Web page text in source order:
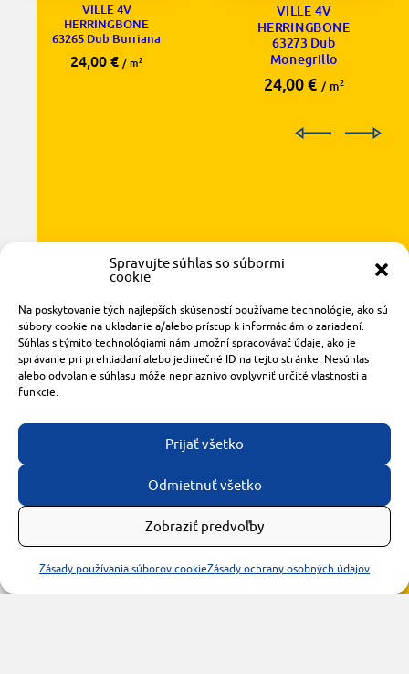
Spravujte súhlas so súbormi
cookie
Na poskytovanie tých najlepších skúseností používame technológie, ako sú
súbory cookie na ukladanie a/alebo prístup k informáciám o zariadení.
Súhlas s týmito technológiami nám umožní spracovávať údaje, ako je
správanie pri prehliadaní alebo jedinečné ID na tejto stránke. Nesúhlas
alebo odvolanie súhlasu môže nepriaznivo ovplyvniť určité vlastnosti a
funkcie.
Prijať všetko
Odmietnuť všetko
Zobraziť predvoľby
Zásady používania súborov cookieZásady ochrany osobných údajov
VILLE 4V
HERRINGBONE
63265 Dub Burriana
24,00 € / m2
VILLE 4V
HERRINGBONE
63273 Dub
Monegrillo
24,00€ / m2
Radlinského 1611/14
921 01 Piešťany
obchod@rzparkety.sk
+421 905 119 087